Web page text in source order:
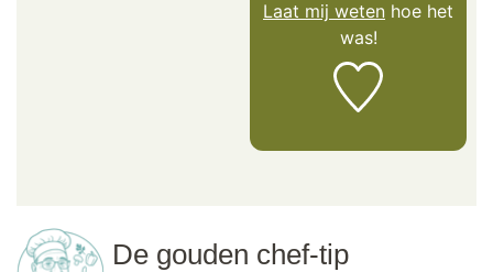
Laat mij weten hoe het
was!
De gouden chef-tip